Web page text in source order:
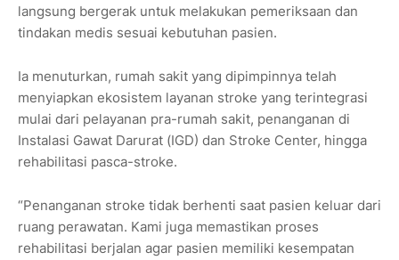
langsung bergerak untuk melakukan pemeriksaan dan
tindakan medis sesuai kebutuhan pasien.
Ia menuturkan, rumah sakit yang dipimpinnya telah
menyiapkan ekosistem layanan stroke yang terintegrasi
mulai dari pelayanan pra-rumah sakit, penanganan di
Instalasi Gawat Darurat (IGD) dan Stroke Center, hingga
rehabilitasi pasca-stroke.
“Penanganan stroke tidak berhenti saat pasien keluar dari
ruang perawatan. Kami juga memastikan proses
rehabilitasi berjalan agar pasien memiliki kesempatan